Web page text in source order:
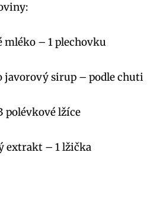
mléko – 1 plechovku
javorový sirup – podle chuti
polévkové lžíce
extrakt – 1 lžička